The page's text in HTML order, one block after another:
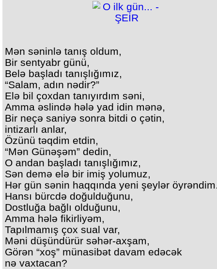
Mən səninlə tanış oldum,
Bir sentyabr günü,
Belə başladı tanışlığımız,
“Salam, adın nədir?”
Elə bil çoxdan tanıyırdım səni,
Amma əslində hələ yad idin mənə,
Bir neçə saniyə sonra bitdi o çətin,
intizarlı anlar,
Özünü təqdim etdin,
“Mən Günəşəm” dedin,
O andan başladı tanışlığımız,
Sən demə elə bir imiş yolumuz,
Hər gün sənin haqqında yeni şeylər
Hansı bürcdə doğulduğunu,
Dostluğa bağlı olduğunu,
Amma hələ fikirliyəm,
Tapılmamış çox sual var,
Məni düşündürür səhər-axşam,
Görən “xoş” münasibət davam edəcək
nə vaxtacan?